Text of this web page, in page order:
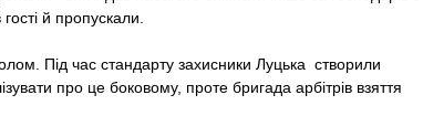
й пропускали.
Під час стандарту захисники Луцька створили
про це боковому, проте бригада арбітрів взяття